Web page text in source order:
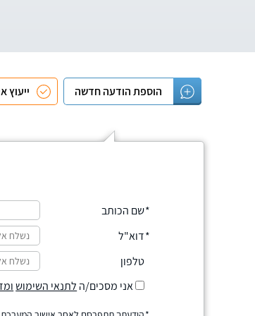
הוספת הודעה חדשה ייעוץ
שם הכותב
דוא"ל
טלפון
אני מסכים/ה לתנאי השימוש